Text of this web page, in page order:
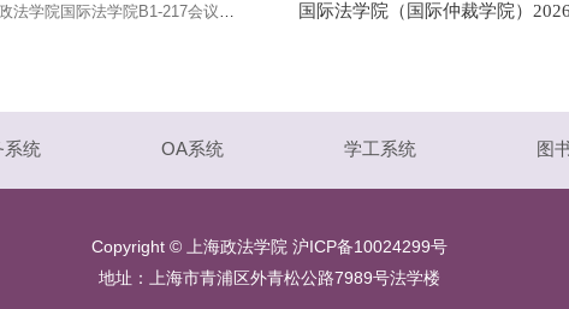
2025年5月27日下午，南京大学法学院张华教授在上海政法学院国际法学院B1-217会议室举办学术交流讲座。主题围绕法学论文撰写与发表经验展开。张华教授系统分享了论文选题、结构安排、理论创新、实务关怀与学术表达等方面的经验。讲座由国际法学院张卫彬院长主持，国际法学院教师现场聆听讲座并进行交流。讲座伊始，张华教授结合其在《南大法学》的兼职编辑工作经历与国际法学者的研究身份，围绕法学论文的撰写与发表展开深入讲授。张教授首先从论文选题谈起，指出学术研究既要关注现实问题与学术热点，也要保持研究方向的持久性，避免单纯追逐热点而缺乏长期的问题意识与理论积累。随后，张教授结合期刊编辑实践，详细分析了高质量论文应具备的基本要素，包括清晰的问题意识、扎实的理论功底、严谨的论文结构、准确到位的语言表达以及具有说服力的实证分析。接着，张教授进一步强调，法学论文不仅要体现理论价值，也应重视应用价值。一方面，论文应当在既有研究基础上有所突破，提出具有解释力和创新性的理论观点；另一方面，尤其是在国际法研究中，应当关注中国实践、中国立场与中国方案的学术表达，增强中国在国际法领域的话语权。张教授指出，当前“外国如何规 国际法学院（国际仲裁学院）
系统 OA系统 学工系统 图
Copyright © 上海政法学院 沪ICP备10024299号
地址：上海市青浦区外青松公路7989号法学楼